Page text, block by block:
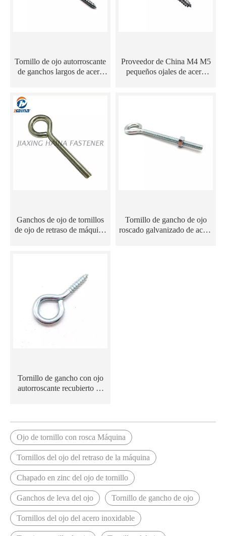
Tornillo de ojo autorroscante
de ganchos largos de acero
Proveedor de China M4 M5
pequeños ojales de acero
Ganchos de ojo de tornillos
de ojo de retraso de máquina
Tornillo de gancho de ojo
roscado galvanizado de acero
Tornillo de gancho con ojo
autorroscante recubierto de
Ojo de tornillo con rosca Máquina
Tornillos del ojo del retraso de la máquina
Chapado en zinc del ojo de tornillo
Ganchos de leva del ojo Tornillo de gancho de ojo
Tornillos del ojo del acero inoxidable